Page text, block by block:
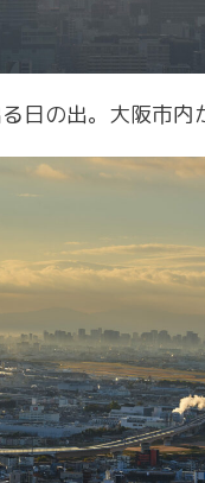
日の出。大阪市内